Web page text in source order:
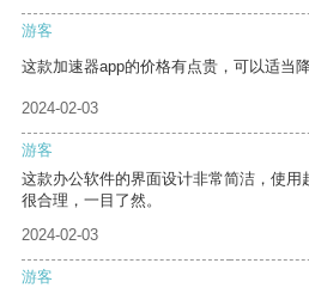
游客
这款加速器app的价格有点贵，可以适当
2024-02-03
游客
这款办公软件的界面设计非常简洁，使
很合理，一目了然。
2024-02-03
游客